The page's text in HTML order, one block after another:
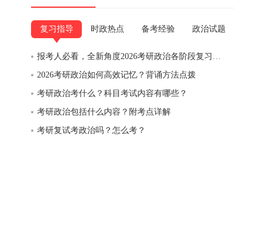
复习指导 时政热点 备考经验 政治试题
报考人必看，全新角度2026考研政治各阶段复习备考规划
2026考研政治如何高效记忆？背诵方法点拨
考研政治考什么？科目考试内容有哪些？
考研政治包括什么内容？附考点详解
考研复试考政治吗？怎么考？